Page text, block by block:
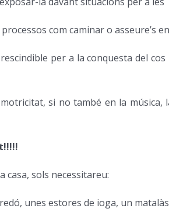
com caminar o asseure’s
per a la conquesta del
si no també en la música,
casa, sols necessitareu:
unes estores de ioga, un